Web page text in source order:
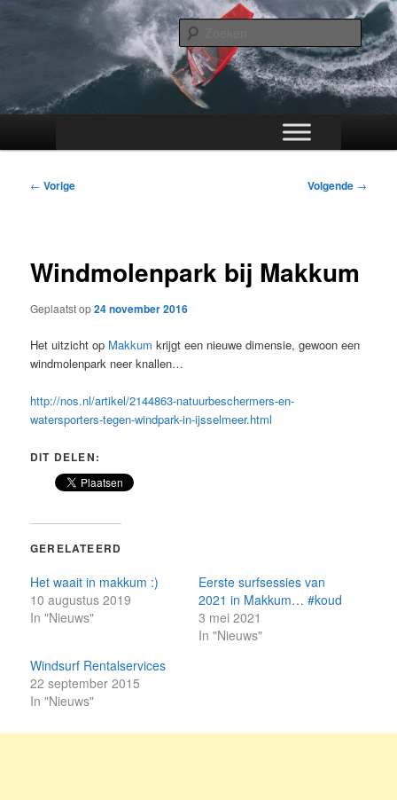
Surfspots.nl
Your way to the water!
Bericht
← Vorige Volgende →
Windmolenpark bij Makkum
Geplaatst op24 november 2016
Het uitzicht op Makkum krijgt een nieuwe dimensie, gewoon een
windmolenpark neer knallen…
http://nos.nl/artikel/2144863-natuurbeschermers-en-
watersporters-tegen-windpark-in-ijsselmeer.html
DIT DELEN:
GERELATEERD
Het waait in makkum :)
10 augustus 2019
In "Nieuws"
Eerste surfsessies van
2021 in Makkum… #koud
3 mei 2021
In "Nieuws"
Windsurf Rentalservices
22 september 2015
In "Nieuws"